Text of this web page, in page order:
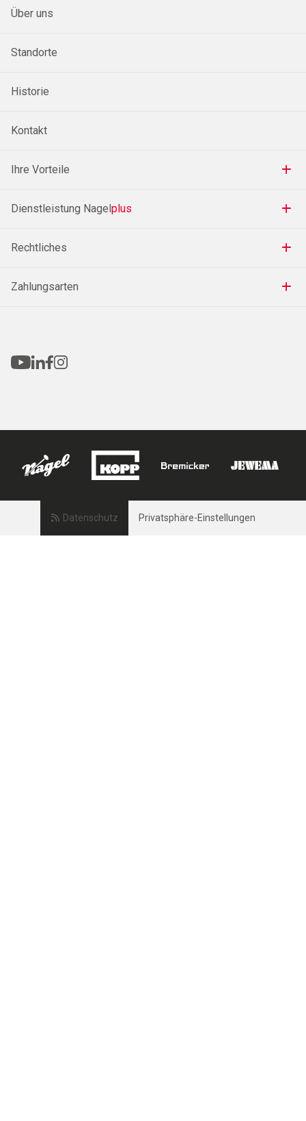
Über uns
Standorte
Historie
Kontakt
Ihre Vorteile
Dienstleistung Nagel plus
Rechtliches
Zahlungsarten
Datenschutz Privatsphäre-Einstellungen